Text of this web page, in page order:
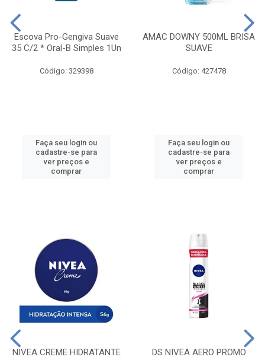
Escova Pro-Gengiva Suave
35 C/2 * Oral-B Simples 1Un
Código: 329398
Faça seu login ou
cadastre-se para
ver preços e
comprar
AMAC DOWNY 500ML BRISA
SUAVE
Código: 427478
Faça seu login ou
cadastre-se para
ver preços e
comprar
NIVEA CREME HIDRATANTE
DS NIVEA AERO PROMO